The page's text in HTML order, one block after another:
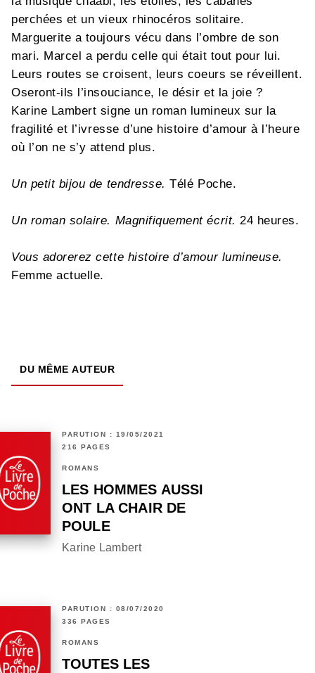
perchées et un vieux rhinocéros solitaire.
Marguerite a toujours vécu dans l’ombre de son
mari. Marcel a perdu celle qui était tout pour lui.
Leurs routes se croisent, leurs coeurs se réveillent.
Oseront-ils l’insouciance, le désir et la joie ?
Karine Lambert signe un roman lumineux sur la
fragilité et l’ivresse d’une histoire d’amour à l’heure
où l’on ne s’y attend plus.
Un petit bijou de tendresse.Télé Poche.
Un roman solaire. Magnifiquement écrit.24 heures.
Vous adorerez cette histoire d’amour lumineuse.
Femme actuelle.
DU MÊME AUTEUR
PARUTION : 19/05/2021
216 PAGES
ROMANS
LES HOMMES AUSSI
ONT LA CHAIR DE
POULE
Karine Lambert
PARUTION : 08/07/2020
336 PAGES
ROMANS
TOUTES LES